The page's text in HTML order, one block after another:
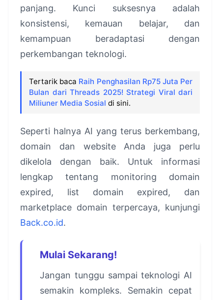
panjang. Kunci suksesnya adalah
konsistensi, kemauan belajar, dan
kemampuan beradaptasi dengan
perkembangan teknologi.
Tertarik baca Raih Penghasilan Rp75 Juta Per
Bulan dari Threads 2025! Strategi Viral dari
Miliuner Media Sosial di sini.
Seperti halnya AI yang terus berkembang,
domain dan website Anda juga perlu
dikelola dengan baik. Untuk informasi
lengkap tentang monitoring domain
expired, list domain expired, dan
marketplace domain terpercaya, kunjungi
Back.co.id.
Mulai Sekarang!
Jangan tunggu sampai teknologi AI
semakin kompleks. Semakin cepat